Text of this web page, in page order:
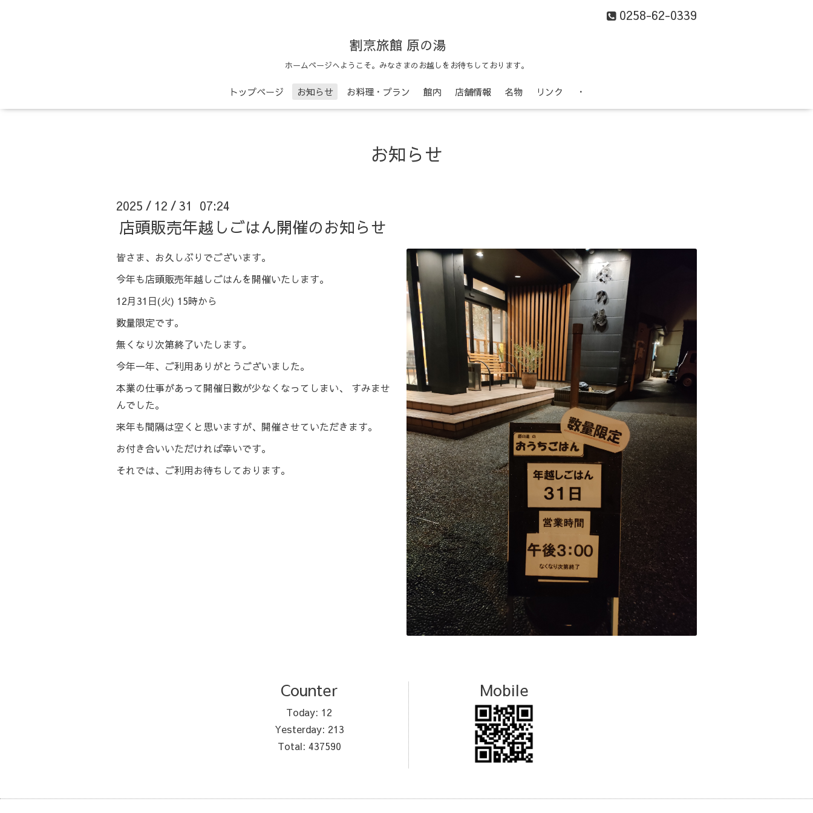
0258-62-0339
割烹旅館 原の湯
ホームページへようこそ。みなさまのお越しをお待ちしております。
トップページ お知らせ お料理・プラン 館内 店舗情報 名物 リンク ・
お知らせ
2025 / 12 / 31 07:24
店頭販売年越しごはん開催のお知らせ
皆さま、お久しぶりでございます。
今年も店頭販売年越しごはんを開催いたします。
12月31日(火) 15時から
数量限定です。
無くなり次第終了いたします。
今年一年、ご利用ありがとうございました。
本業の仕事があって開催日数が少なくなってしまい、 すみませ
んでした。
来年も間隔は空くと思いますが、開催させていただきます。
お付き合いいただければ幸いです。
それでは、ご利用お待ちしております。
Counter
Today: 12
Yesterday: 213
Total: 437590
Mobile